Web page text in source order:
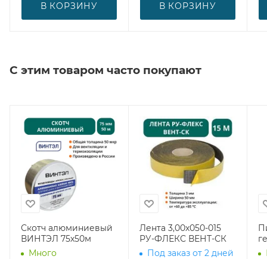
В КОРЗИНУ В КОРЗИНУ
С этим товаром часто покупают
Скотч алюминиевый
ВИНТЭЛ 75х50м
Много
Лента 3,00х050-015
РУ-ФЛЕКС ВЕНТ-СК
Под заказ от 2 дней